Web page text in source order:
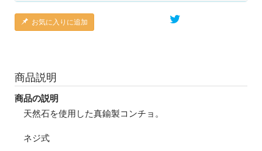
お気に入りに追加
商品説明
商品の説明
天然石を使用した真鍮製コンチョ。
ネジ式